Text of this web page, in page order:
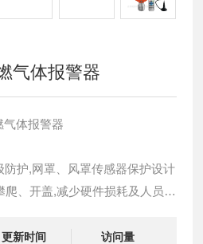
气体报警器
气体报警器
防护,网罩、风罩传感器保护设计
、开盖,减少硬件损耗及人员伤
4-20mA，RS485，LoRa无线信
更新时间
访问量